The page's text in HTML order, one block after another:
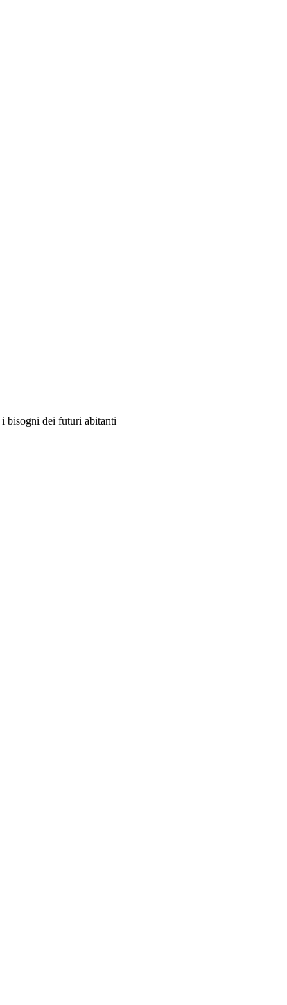
i bisogni dei futuri abitanti